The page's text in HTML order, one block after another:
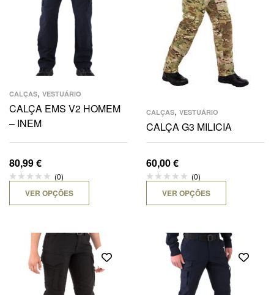
CALÇAS, VESTUÁRIO
CALÇA EMS V2 HOMEM
– INEM
80,99€
(0)
VER OPÇÕES
CALÇAS, VESTUÁRIO
CALÇA G3 MILICIA
60,00€
(0)
VER OPÇÕES